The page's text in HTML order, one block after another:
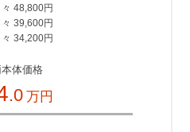
48,800円
39,600円
34,200円
体価格
.0 万円